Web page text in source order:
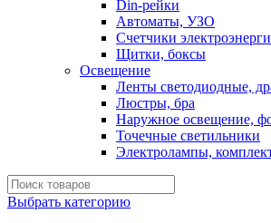
Din-рейки
Автоматы, УЗО
Счетчики
Щитки, боксы
Освещение
Ленты светодиодные,
Люстры, бра
Наружное освещение,
Точечные светильники
Электролампы,
Выбрать категорию